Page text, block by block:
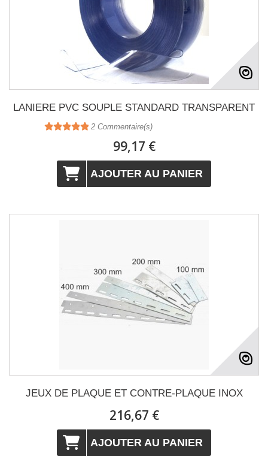
LANIERE PVC SOUPLE STANDARD TRANSPARENT
2 Commentaire(s)
99,17 €
AJOUTER AU PANIER
JEUX DE PLAQUE ET CONTRE-PLAQUE INOX
216,67 €
AJOUTER AU PANIER